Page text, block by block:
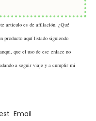
artículo es de afiliación. ¿Qué
producto aquí listado siguiendo
que el uso de ese enlace no
a seguir viaje y a cumplir mi
Email